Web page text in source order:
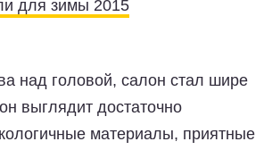
для зимы 2015
над головой, салон стал шире
выглядит достаточно
материалы, приятные